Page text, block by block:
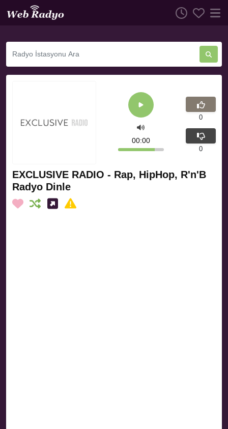
EXCLUSIVE RADIO - Rap, HipHop, R'n'B
Radyo Dinle
00:00
0
0